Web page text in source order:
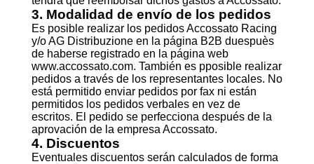
3. Modalidad de envío de los pedidos
Es posible realizar los pedidos Accossato Racing
y/o AG Distribuzione en la página B2B duespuès
de haberse registrado en la página web
www.accossato.com. También es pposible realizar
pedidos a través de los representantes locales. No
está permitido enviar pedidos por fax ni están
permitidos los pedidos verbales en vez de
escritos. El pedido se perfecciona después de la
aprovación de la empresa Accossato.
4. Discuentos
Eventuales discuentos serán calculados de forma